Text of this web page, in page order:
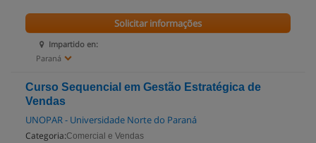
Impartido en:
Paraná
Solicitar informações
Curso Sequencial em Gestão Estratégica de
Vendas
UNOPAR - Universidade Norte do Paraná
Categoria:Comercial e Vendas